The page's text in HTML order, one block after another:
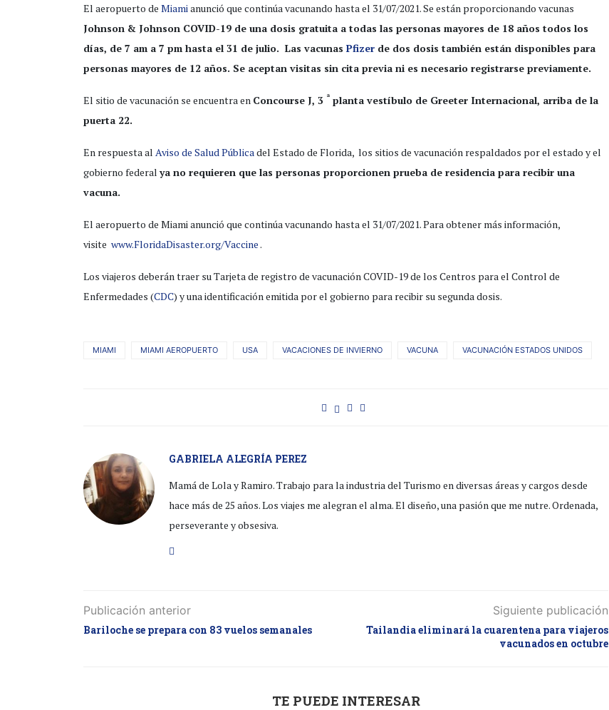
El aeropuerto de Miami anunció que continúa vacunando hasta el 31/07/2021. Se están proporcionando vacunas
Johnson & Johnson COVID-19 de una dosis gratuita a todas las personas mayores de 18 años todos los
días, de 7 am a 7 pm hasta el 31 de julio. Las vacunas Pfizer de dos dosis también están disponibles para
personas mayores de 12 años. Se aceptan visitas sin cita previa ni es necesario registrarse previamente.
El sitio de vacunación se encuentra en Concourse J, 3 ª planta vestíbulo de Greeter Internacional, arriba de la
puerta 22.
En respuesta al Aviso de Salud Pública del Estado de Florida, los sitios de vacunación respaldados por el estado y el
gobierno federalya no requieren que las personas proporcionen prueba de residencia para recibir una
vacuna.
El aeropuerto de Miami anunció que continúa vacunando hasta el 31/07/2021. Para obtener más información,
visite www.FloridaDisaster.org/Vaccine .
Los viajeros deberán traer su Tarjeta de registro de vacunación COVID-19 de los Centros para el Control de
Enfermedades (CDC) y una identificación emitida por el gobierno para recibir su segunda dosis.
MIAMI MIAMI AEROPUERTO USA VACACIONES DE INVIERNO VACUNA VACUNACIÓN ESTADOS UNIDOS
GABRIELA ALEGRÍA PEREZ
Mamá de Lola y Ramiro. Trabajo para la industria del Turismo en diversas áreas y cargos desde
hace más de 25 años. Los viajes me alegran el alma. El diseño, una pasión que me nutre. Ordenada,
perseverante y obsesiva.
Publicación anterior
Bariloche se prepara con 83 vuelos semanales
Siguiente publicación
Tailandia eliminará la cuarentena para viajeros
vacunados en octubre
TE PUEDE INTERESAR